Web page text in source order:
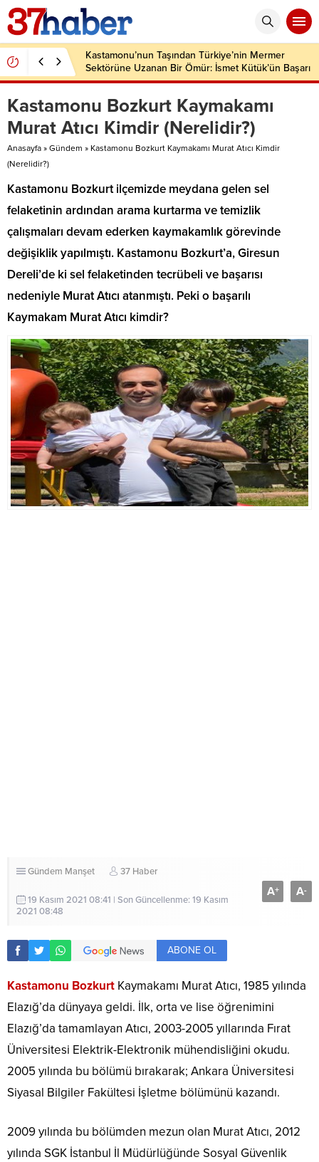
Kastamonu’nun Taşından Türkiye’nin Mermer
Sektörüne Uzanan Bir Ömür: İsmet Kütük’ün Başarı
Hikâyesi
Kastamonu Bozkurt Kaymakamı
Murat Atıcı Kimdir (Nerelidir?)
Anasayfa » Gündem » Kastamonu Bozkurt Kaymakamı Murat Atıcı Kimdir
(Nerelidir?)
Kastamonu Bozkurt ilçemizde meydana gelen sel
felaketinin ardından arama kurtarma ve temizlik
çalışmaları devam ederken kaymakamlık görevinde
değişiklik yapılmıştı. Kastamonu Bozkurt’a, Giresun
Dereli’de ki sel felaketinden tecrübeli ve başarısı
nedeniyle Murat Atıcı atanmıştı. Peki o başarılı
Kaymakam Murat Atıcı kimdir?
Gündem Manşet 37 Haber
19 Kasım 2021 08:41 | Son Güncellenme: 19 Kasım
2021 08:48
A+ A-
ABONE OL
Kastamonu Bozkurt Kaymakamı Murat Atıcı, 1985 yılında
Elazığ’da dünyaya geldi. İlk, orta ve lise öğrenimini
Elazığ’da tamamlayan Atıcı, 2003-2005 yıllarında Fırat
Üniversitesi Elektrik-Elektronik mühendisliğini okudu.
2005 yılında bu bölümü bırakarak; Ankara Üniversitesi
Siyasal Bilgiler Fakültesi İşletme bölümünü kazandı.
2009 yılında bu bölümden mezun olan Murat Atıcı, 2012
yılında SGK İstanbul İl Müdürlüğünde Sosyal Güvenlik